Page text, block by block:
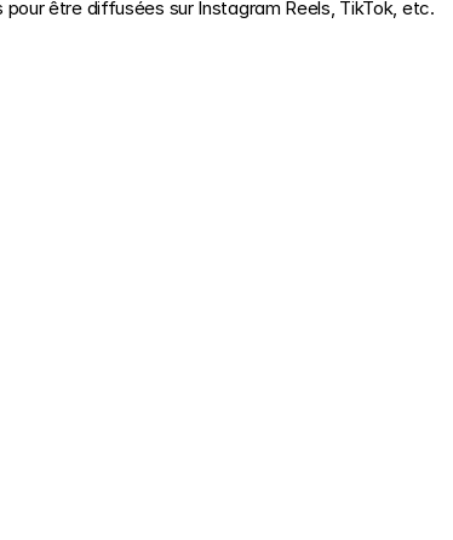
être diffusées sur Instagram Reels, TikTok, etc.